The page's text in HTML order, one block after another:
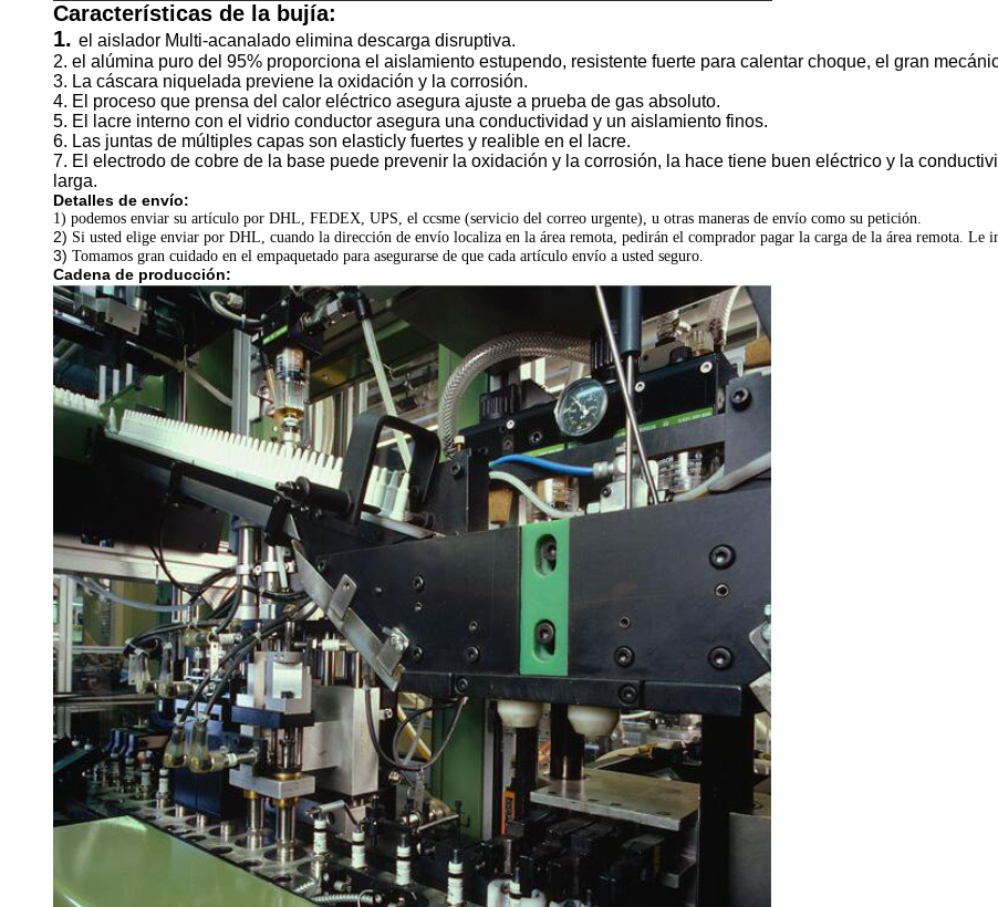
Características de la bujía:
1. el aislador Multi-acanalado elimina descarga disruptiva.
2. el alúmina puro del 95% proporciona el aislamiento estupendo, resistente fuerte para calentar choque, el gran
3. La cáscara niquelada previene la oxidación y la corrosión.
4. El proceso que prensa del calor eléctrico asegura ajuste a prueba de gas absoluto.
5. El lacre interno con el vidrio conductor asegura una conductividad y un aislamiento finos.
6. Las juntas de múltiples capas son elasticly fuertes y realible en el lacre.
7. El electrodo de cobre de la base puede prevenir la oxidación y la corrosión, la hace tiene buen eléctrico y la
larga.
Detalles de envío:
1) podemos enviar su artículo por DHL, FEDEX, UPS, el ccsme (servicio del correo urgente), u otras maneras de envío como su petición.
2) Si usted elige enviar por DHL, cuando la dirección de envío localiza en la área remota, pedirán el comprador pagar la carga de la área remota. Le
3) Tomamos gran cuidado en el empaquetado para asegurarse de que cada artículo envío a usted seguro.
Cadena de producción: